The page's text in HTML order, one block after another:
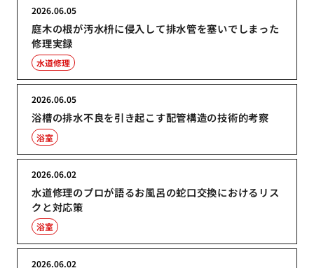
庭木の根が汚水枡に侵入して排水管を塞いでしまった
修理実録
2026.06.05
水道修理
浴槽の排水不良を引き起こす配管構造の技術的考察
2026.06.05
浴室
水道修理のプロが語るお風呂の蛇口交換におけるリス
クと対応策
2026.06.02
浴室
2026.06.02